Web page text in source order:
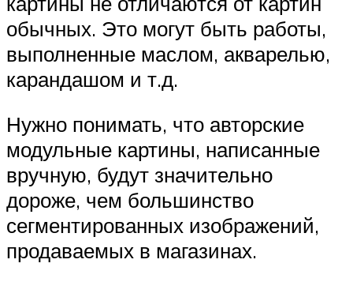
обычных. Это могут быть работы,
выполненные маслом, акварелью,
карандашом и т.д.
Нужно понимать, что авторские
модульные картины, написанные
вручную, будут значительно
дороже, чем большинство
сегментированных изображений,
продаваемых в магазинах.